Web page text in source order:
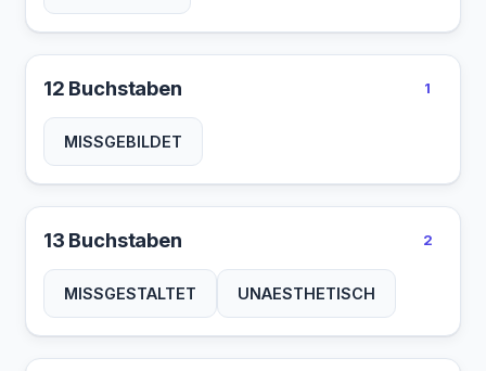
12 Buchstaben 1
MISSGEBILDET
13 Buchstaben 2
MISSGESTALTET UNAESTHETISCH